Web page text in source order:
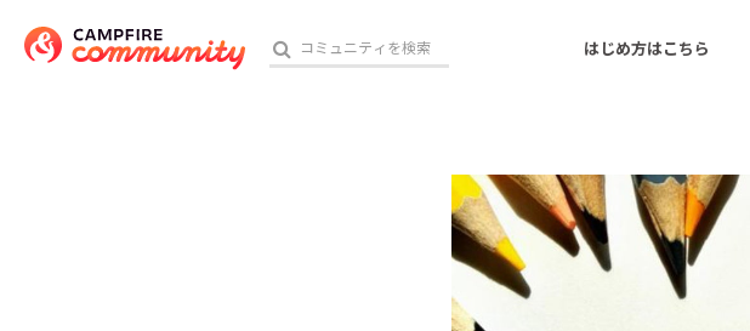
はじめ方はこちら
おすすめのコミュニティ